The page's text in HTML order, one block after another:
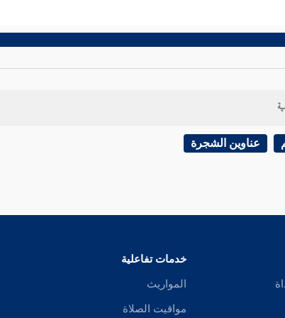
عناوين الشجرة
خدمات تفاعلية
المواريث
مواقيت الصلاة